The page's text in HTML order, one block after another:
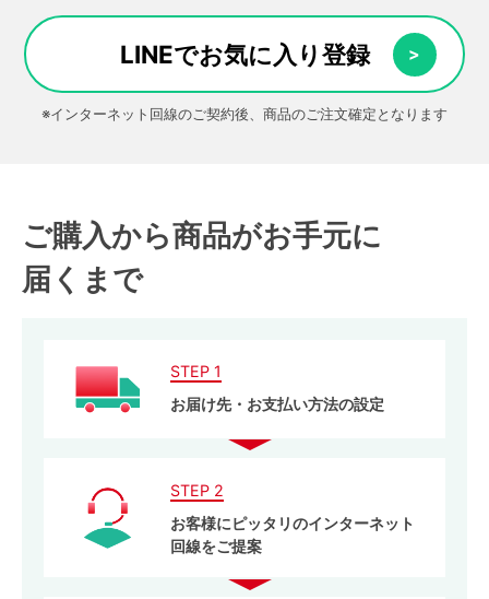
LINEでお気に入り登録
※インターネット回線のご契約後、商品のご注文確定となります
ご購入から商品がお手元に
届くまで
STEP 1
お届け先・お支払い方法の設定
STEP 2
お客様にピッタリのインターネット
回線をご提案